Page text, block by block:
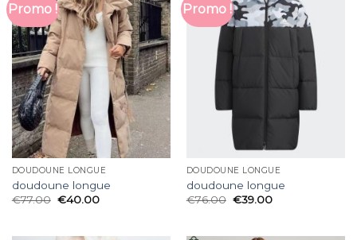
Promo !
DOUDOUNE LONGUE
doudoune longue
€77.00 €40.00
Promo !
DOUDOUNE LONGUE
doudoune longue
€76.00 €39.00